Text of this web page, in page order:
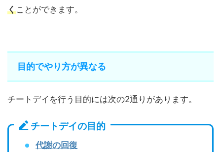
くことができます。
目的でやり方が異なる
チートデイを行う目的には次の2通りがあります。
チートデイの目的
代謝の回復